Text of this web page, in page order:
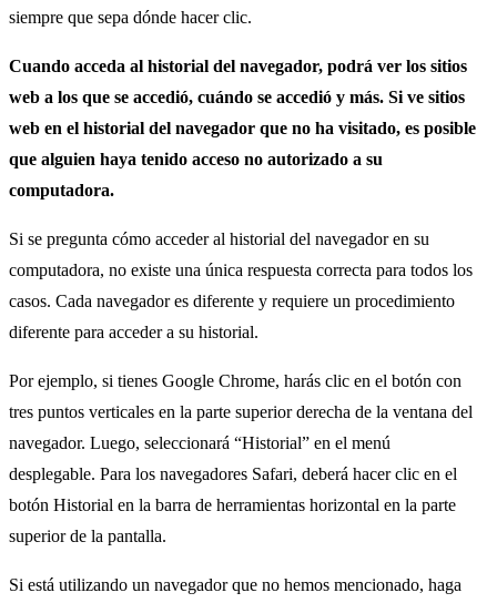
siempre que sepa dónde hacer clic.
Cuando acceda al historial del navegador, podrá ver los sitios
web a los que se accedió, cuándo se accedió y más. Si ve sitios
web en el historial del navegador que no ha visitado, es posible
que alguien haya tenido acceso no autorizado a su
computadora.
Si se pregunta cómo acceder al historial del navegador en su
computadora, no existe una única respuesta correcta para todos los
casos. Cada navegador es diferente y requiere un procedimiento
diferente para acceder a su historial.
Por ejemplo, si tienes Google Chrome, harás clic en el botón con
tres puntos verticales en la parte superior derecha de la ventana del
navegador. Luego, seleccionará “Historial” en el menú
desplegable. Para los navegadores Safari, deberá hacer clic en el
botón Historial en la barra de herramientas horizontal en la parte
superior de la pantalla.
Si está utilizando un navegador que no hemos mencionado, haga